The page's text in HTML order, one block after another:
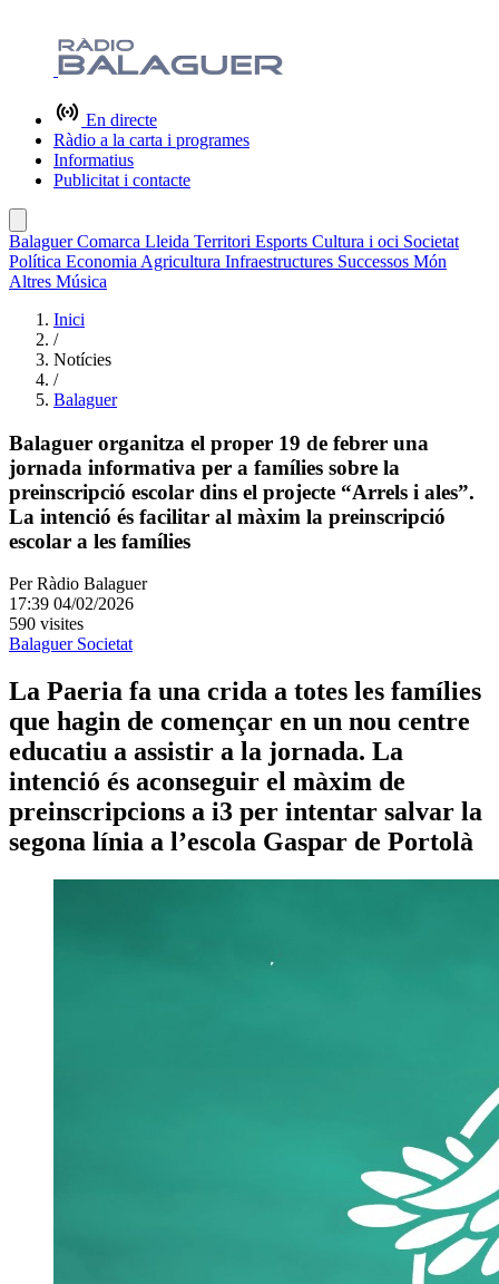
En directe
Ràdio a la carta i programes
Informatius
Publicitat i contacte
BalaguerComarca Lleida Territori Esports Cultura i oci Societat
Política Economia Agricultura Infraestructures Successos Món
Altres Música
Inici
/
Notícies
/
Balaguer
Balaguer organitza el proper 19 de febrer una
jornada informativa per a famílies sobre la
preinscripció escolar dins el projecte “Arrels i ales”.
La intenció és facilitar al màxim la preinscripció
escolar a les famílies
Per Ràdio Balaguer
17:39 04/02/2026
590 visites
Balaguer Societat
La Paeria fa una crida a totes les famílies
que hagin de començar en un nou centre
educatiu a assistir a la jornada. La
intenció és aconseguir el màxim de
preinscripcions a i3 per intentar salvar la
segona línia a l’escola Gaspar de Portolà